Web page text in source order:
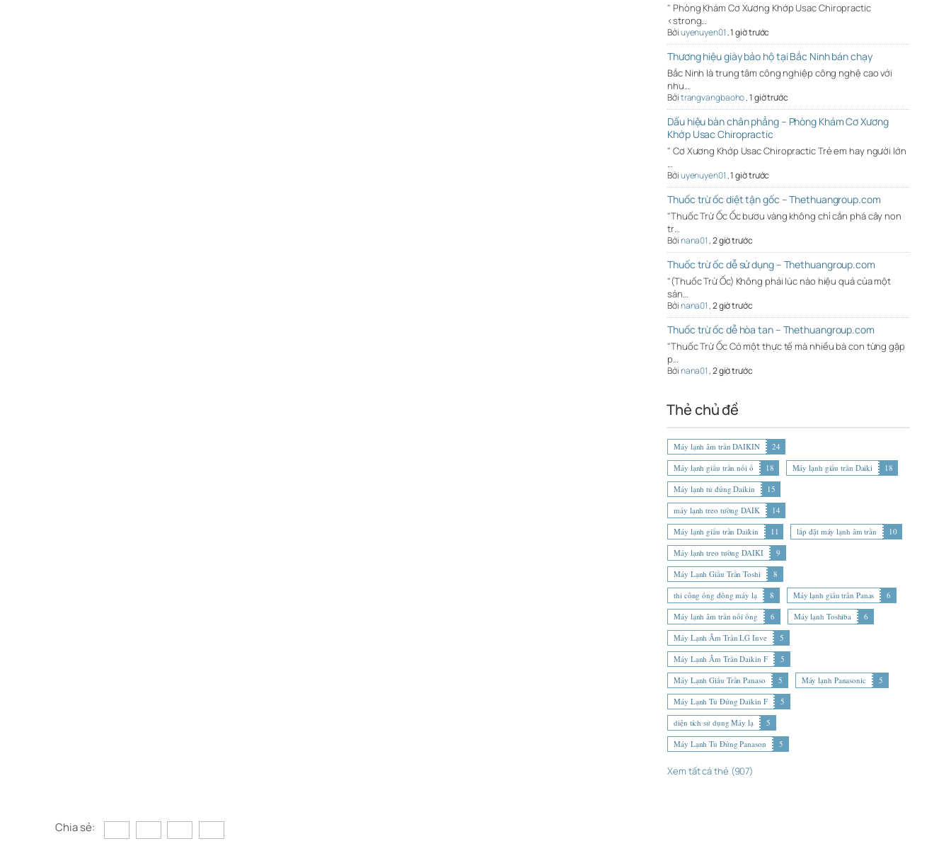
" Phòng Khám Cơ Xương Khớp Usac Chiropractic
<strong…
Bởiuyenuyen01,1 giờ trước
Thương hiệu giày bảo hộ tại Bắc Ninh bán chạy
Bắc Ninh là trung tâm công nghiệp công nghệ cao với
nhu…
Bởitrangvangbaoho,1 giờ trước
Dấu hiệu bàn chân phẳng – Phòng Khám Cơ Xương
Khớp Usac Chiropractic
" Cơ Xương Khớp Usac Chiropractic Trẻ em hay người lớn
…
Bởiuyenuyen01,1 giờ trước
Thuốc trừ ốc diệt tận gốc – Thethuangroup.com
"Thuốc Trừ Ốc Ốc bươu vàng không chỉ cắn phá cây non
tr…
Bởinana01,2 giờ trước
Thuốc trừ ốc dễ sử dụng – Thethuangroup.com
"(Thuốc Trừ Ốc) Không phải lúc nào hiệu quả của một
sản…
Bởinana01,2 giờ trước
Thuốc trừ ốc dễ hòa tan – Thethuangroup.com
"Thuốc Trừ Ốc Có một thực tế mà nhiều bà con từng gặp
p…
Bởinana01,2 giờ trước
Thẻ chủ đề
Máy lạnh âm trần DAIKIN
24
Máy lạnh giấu trần nối ố
18 Máy lạnh giấu trần Daiki
18
Máy lạnh tủ đứng Daikin
15
máy lạnh treo tường DAIK
14
Máy lạnh giấu trần Daikin
11 lắp đặt máy lạnh âm trần
10
Máy lạnh treo tường DAIKI
9
Máy Lạnh Giấu Trần Toshi
8
thi công ống đồng máy lạ
8 Máy lạnh giấu trần Panas
6
Máy lạnh âm trần nối ống
6 Máy lạnh Toshiba
6
Máy Lạnh Âm Trần LG Inve
5
Máy Lạnh Âm Trần Daikin F
5
Máy Lạnh Giấu Trần Panaso
5 Máy lạnh Panasonic
5
Máy Lạnh Tủ Đứng Daikin F
5
diện tích sử dụng Máy lạ
5
Máy Lạnh Tủ Đứng Panason
5
Xem tất cả thẻ (907)
Chia sẻ: